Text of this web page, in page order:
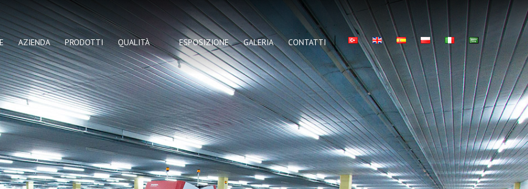
AZIENDA PRODOTTI QUALITÀ ESPOSIZIONE GALERIA CONTATTI